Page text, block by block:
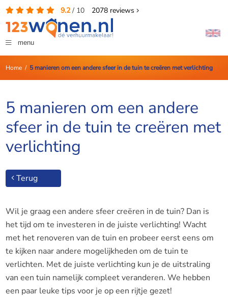
9.2/ 10 2078reviews
menu
Home/ 5 manieren om een andere sfeer in de tuin te creëren met verlichting
5 manieren om een andere
sfeer in de tuin te creëren met
verlichting
Terug
Wil je graag een andere sfeer creëren in de tuin? Dan is
het tijd om te investeren in de juiste verlichting! Wacht
met het renoveren van de tuin en probeer eerst eens om
te kijken naar andere mogelijkheden om de tuin te
verlichten. Met de juiste verlichting kun je de uitstraling
van een tuin namelijk compleet veranderen. We hebben
een paar leuke tips voor je op een rijtje gezet!